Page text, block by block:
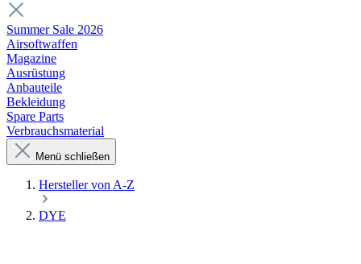
Summer Sale 2026
Airsoftwaffen
Magazine
Ausrüstung
Anbauteile
Bekleidung
Spare Parts
Verbrauchsmaterial
Menü schließen
Hersteller von A-Z
DYE